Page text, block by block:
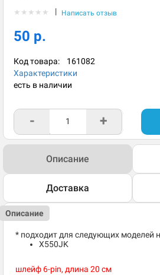
★ ★ ★ ★ ★ | Написать отзыв
50 р.
Код товара: 161082
Характеристики
есть в наличии
- +
Описание
Доставка
Описание
* подходит для следующих моделей
X550JK
шлейф 6-pin, длина 20 см